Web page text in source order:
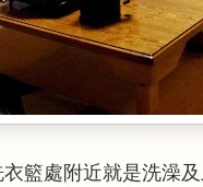
籃處附近就是洗澡